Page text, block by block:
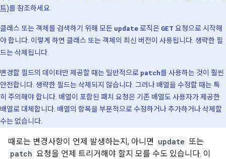
트)를 참조하세요.
클래스 또는 객체를 검색하기 위해 모든 update로직은 GET 요청으로 시작해
야 합니다. 이렇게 하면 클래스 또는 객체의 최신 버전이 사용됩니다. 생략한 필
드는 삭제됩니다.
변경할 필드의 데이터만 제공할 때는 일반적으로 patch를 사용하는 것이 훨씬
안전합니다. 생략한 필드는 삭제되지 않습니다. 그러나 배열을 수정할 때는 특
히 주의해야 합니다. 배열이 포함된 패치 요청은 기존 배열도 사용자가 제공한
배열로 대체합니다. 배열의 항목을 부분적으로 수정하거나 추가하거나 삭제할
수는 없습니다.
때로는 변경사항이 언제 발생하는지, 아니면 update 또는
patch 요청을 언제 트리거해야 할지 모를 수도 있습니다. 이